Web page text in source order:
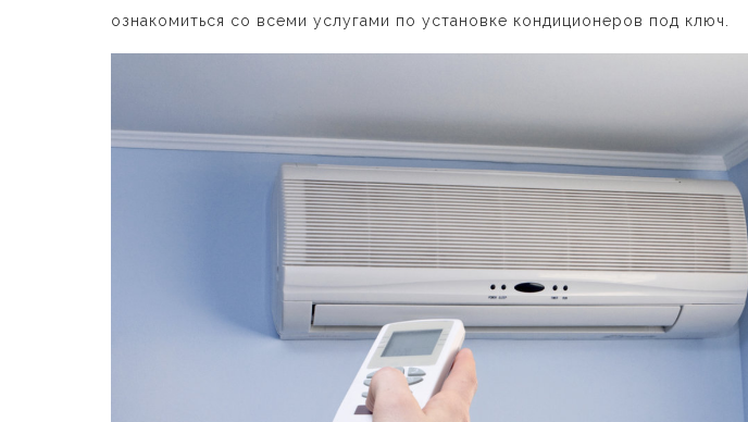
ознакомиться со всеми услугами по установке кондиционеров под ключ.